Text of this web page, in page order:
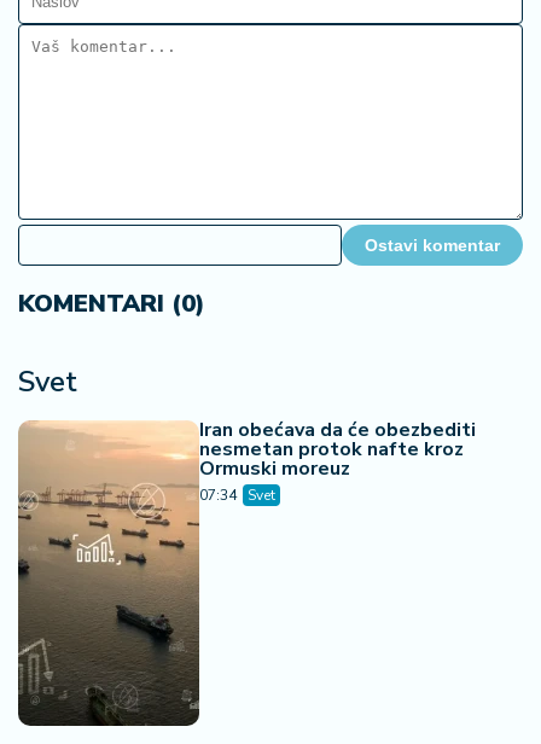
Ostavi komentar
KOMENTARI (0)
Svet
Iran obećava da će obezbediti
nesmetan protok nafte kroz
Ormuski moreuz
07:34 Svet